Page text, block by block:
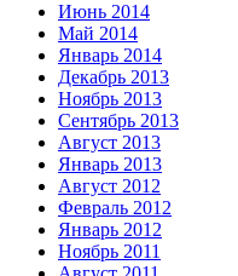
Июнь 2014
Май 2014
Январь 2014
Декабрь 2013
Ноябрь 2013
Сентябрь 2013
Август 2013
Январь 2013
Август 2012
Февраль 2012
Январь 2012
Ноябрь 2011